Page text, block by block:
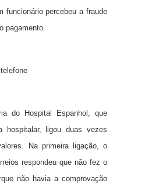
funcionário percebeu a fraude
pagamento.
do Hospital Espanhol, que
hospitalar, ligou duas vezes
Na primeira ligação, o
respondeu que não fez o
não havia a comprovação